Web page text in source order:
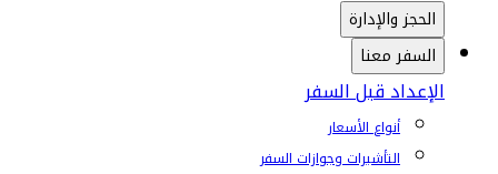
الحجز والإدارة
السفر معنا
الإعداد قبل السفر
أنواع الأسعار
التأشيرات وجوازات السفر